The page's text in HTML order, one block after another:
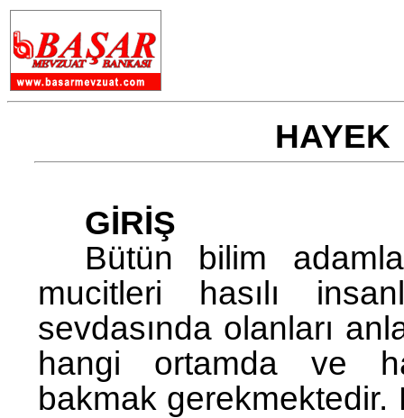
GİRİŞ
Bütün bilim
mucitleri hasılı
sevdasında olanları
hangi ortamda ve
bakmak